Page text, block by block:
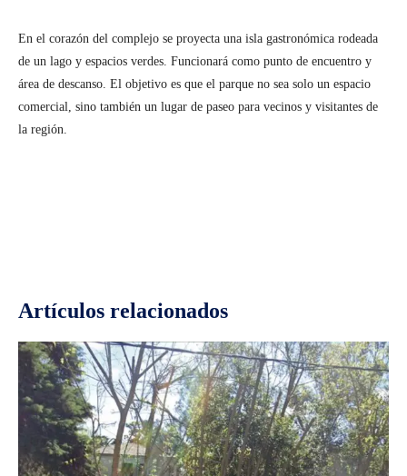
En el corazón del complejo se proyecta una isla gastronómica rodeada
de un lago y espacios verdes. Funcionará como punto de encuentro y
área de descanso. El objetivo es que el parque no sea solo un espacio
comercial, sino también un lugar de paseo para vecinos y visitantes de
la región.
Artículos relacionados